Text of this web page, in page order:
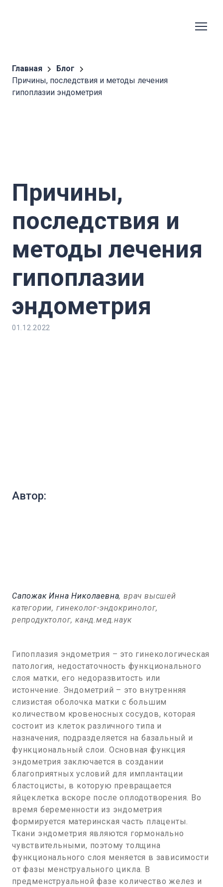
Главная
Блог
Причины, последствия и методы лечения
гипоплазии эндометрия
Причины,
последствия и
методы лечения
гипоплазии
эндометрия
01.12.2022
Автор:
Сапожак Инна Николаевна, врач высшей
категории, гинеколог-эндокринолог,
репродуктолог, канд.мед.наук
Гипоплазия эндометрия – это гинекологическая
патология, недостаточность функционального
слоя матки, его недоразвитость или
истончение. Эндометрий – это внутренняя
слизистая оболочка матки с большим
количеством кровеносных сосудов, которая
состоит из клеток различного типа и
назначения, подразделяется на базальный и
функциональный слои. Основная функция
эндометрия заключается в создании
благоприятных условий для имплантации
бластоцисты, в которую превращается
яйцеклетка вскоре после оплодотворения. Во
время беременности из эндометрия
формируется материнская часть плаценты.
Ткани эндометрия являются гормонально
чувствительными, поэтому толщина
функционального слоя меняется в зависимости
от фазы менструального цикла. В
предменструальной фазе количество желез и